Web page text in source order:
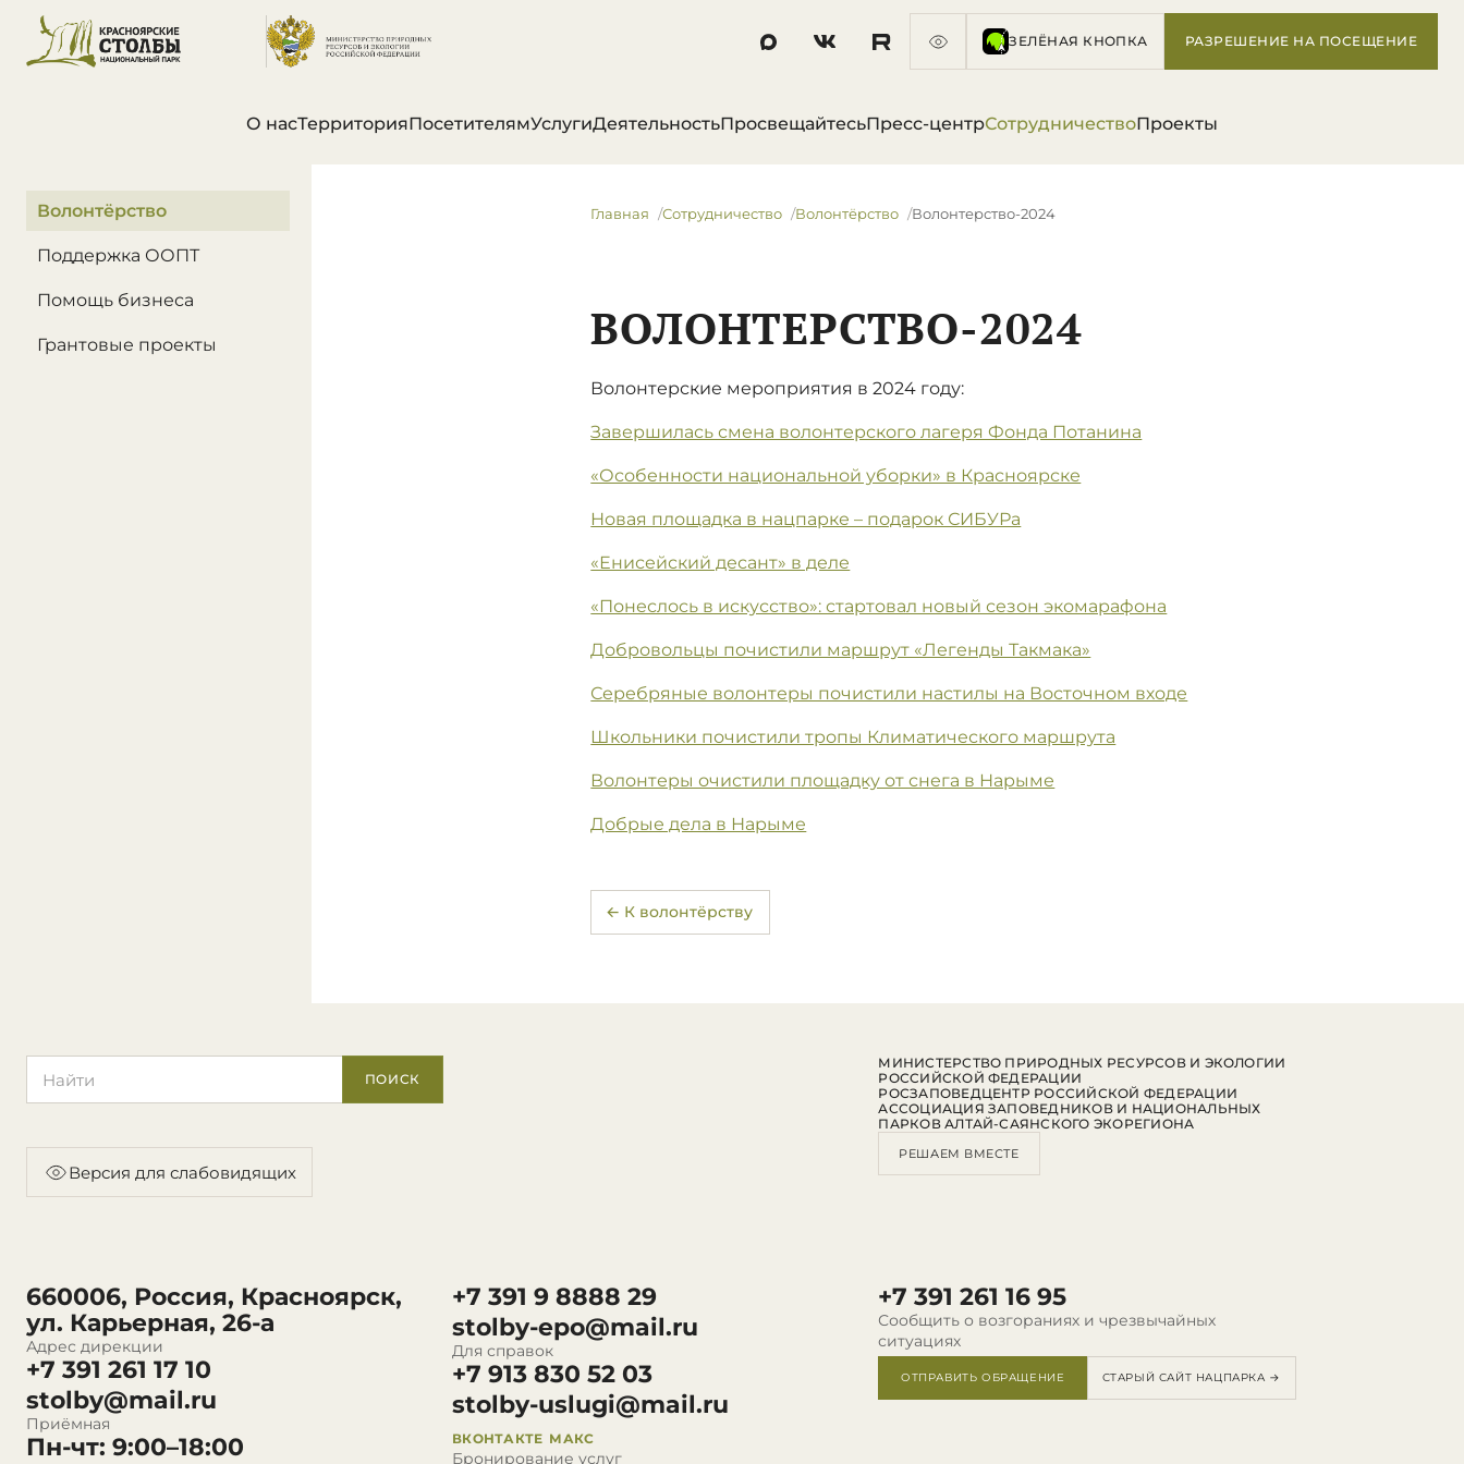
ЗЕЛЁНАЯ КНОПКА РАЗРЕШЕНИЕ НА ПОСЕЩЕНИЕ
О насТерриторияПосетителямУслугиДеятельностьПросвещайтесьПресс-центрСотрудничествоПроекты
В этом разделе
Волонтёрство
Поддержка ООПТ
Помощь бизнеса
Грантовые проекты
Главная Сотрудничество Волонтёрство Волонтерство-2024
ВОЛОНТЕРСТВО-2024
Волонтерские мероприятия в 2024 году:
Завершилась смена волонтерского лагеря Фонда Потанина
«Особенности национальной уборки» в Красноярске
Новая площадка в нацпарке – подарок СИБУРа
«Енисейский десант» в деле
«Понеслось в искусство»: стартовал новый сезон экомарафона
Добровольцы почистили маршрут «Легенды Такмака»
Серебряные волонтеры почистили настилы на Восточном входе
Школьники почистили тропы Климатического маршрута
Волонтеры очистили площадку от снега в Нарыме
Добрые дела в Нарыме
← К волонтёрству
ПОИСК
Версия для слабовидящих
660006, Россия, Красноярск,
ул. Карьерная, 26-а
Адрес дирекции
+7 391 261 17 10
stolby@mail.ru
Приёмная
Пн-чт: 9:00–18:00
+7 391 9 8888 29
stolby-epo@mail.ru
Для справок
+7 913 830 52 03
stolby-uslugi@mail.ru
ВКОНТАКТЕ МАКС
Бронирование услуг
+7 391 261 16 95
Сообщить о возгораниях и чрезвычайных
ситуациях
ОТПРАВИТЬ ОБРАЩЕНИЕ СТАРЫЙ САЙТ НАЦПАРКА →
МИНИСТЕРСТВО ПРИРОДНЫХ РЕСУРСОВ И ЭКОЛОГИИ
РОССИЙСКОЙ ФЕДЕРАЦИИ
РОСЗАПОВЕДЦЕНТР РОССИЙСКОЙ ФЕДЕРАЦИИ
АССОЦИАЦИЯ ЗАПОВЕДНИКОВ И НАЦИОНАЛЬНЫХ
ПАРКОВ АЛТАЙ-САЯНСКОГО ЭКОРЕГИОНА
РЕШАЕМ ВМЕСТЕ